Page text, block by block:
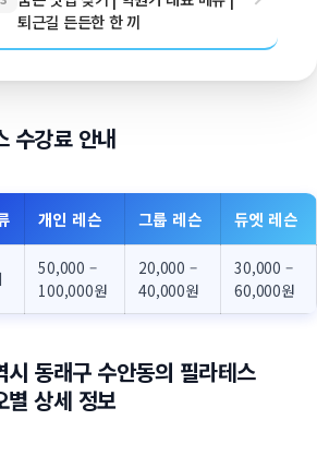
퇴근길 든든한 한 끼
수강료 안내
개인 레슨 그룹 레슨 듀엣 레슨
50,000 –
100,000원
20,000 –
40,000원
30,000 –
60,000원
시 동래구 수안동의 필라테스
별 상세 정보